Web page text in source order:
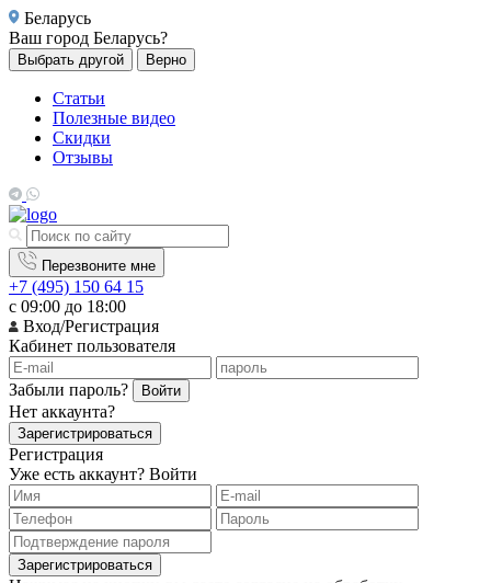
Беларусь
Ваш город Беларусь?
Выбрать другой Верно
Статьи
Полезные видео
Скидки
Отзывы
Перезвоните мне
+7 (495) 150 64 15
с 09:00 до 18:00
Вход/Регистрация
Кабинет пользователя
Забыли пароль? Войти
Нет аккаунта?
Зарегистрироваться
Регистрация
Уже есть аккаунт? Войти
Зарегистрироваться